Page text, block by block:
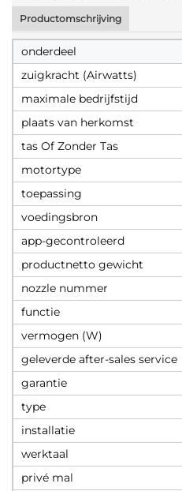
Productomschrijving
onderdeel
zuigkracht (Airwatts)
maximale bedrijfstijd
plaats van herkomst
tas Of Zonder Tas
motortype
toepassing
voedingsbron
app-gecontroleerd
productnetto gewicht
nozzle nummer
functie
vermogen (W)
geleverde after-sales service
garantie
type
installatie
werktaal
privé mal